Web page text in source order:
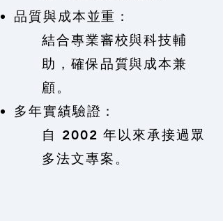
品質與成本並重：
​結合專業審校與科技輔
助，確保品質與成本兼
顧。
多年實績驗證：
自 2002 年以來承接過眾
多法文專案。